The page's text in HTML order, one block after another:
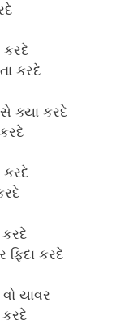
કરદે
કરદે
ક્યા કરદે
કરદે
ફિદા કરદે
યાવર